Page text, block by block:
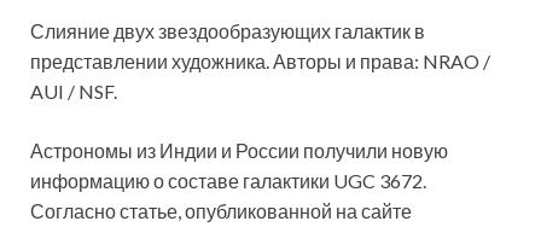
Слияние двух звездообразующих галактик в
представлении художника. Авторы и права: NRAO /
AUI / NSF.
Астрономы из Индии и России получили новую
информацию о составе галактики UGC 3672.
Согласно статье, опубликованной на сайте